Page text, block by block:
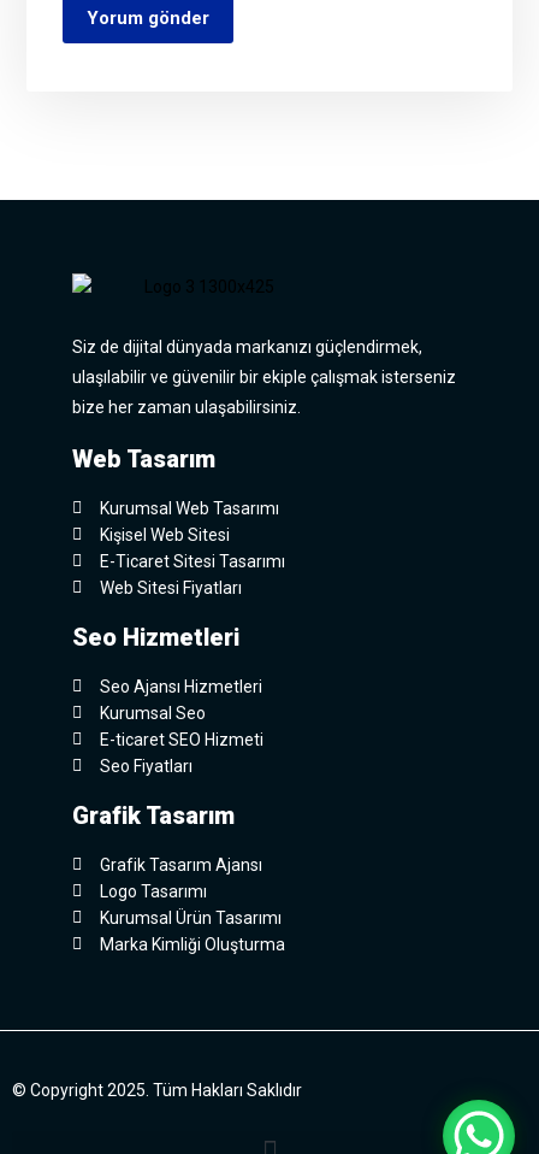
Yorum gönder
Siz de dijital dünyada markanızı güçlendirmek,
ulaşılabilir ve güvenilir bir ekiple çalışmak isterseniz
bize her zaman ulaşabilirsiniz.
Web Tasarım
Kurumsal Web Tasarımı
Kişisel Web Sitesi
E-Ticaret Sitesi Tasarımı
Web Sitesi Fiyatları
Seo Hizmetleri
Seo Ajansı Hizmetleri
Kurumsal Seo
E-ticaret SEO Hizmeti
Seo Fiyatları
Grafik Tasarım
Grafik Tasarım Ajansı
Logo Tasarımı
Kurumsal Ürün Tasarımı
Marka Kimliği Oluşturma
© Copyright 2025. Tüm Hakları Saklıdır